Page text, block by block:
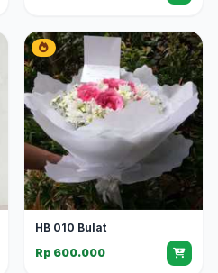
HB 010 Bulat
Rp 600.000